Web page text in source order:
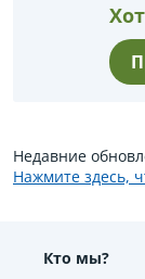
Недавние
Нажмите здесь,
Кто мы?